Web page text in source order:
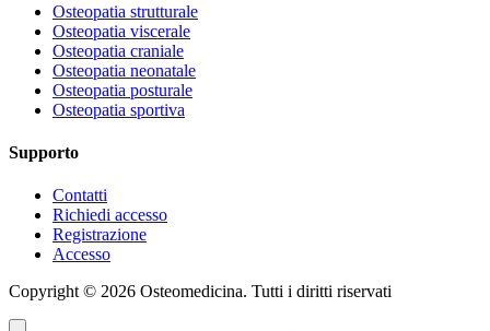
Osteopatia strutturale
Osteopatia viscerale
Osteopatia craniale
Osteopatia neonatale
Osteopatia posturale
Osteopatia sportiva
Supporto
Contatti
Richiedi accesso
Registrazione
Accesso
Copyright © 2026 Osteomedicina. Tutti i diritti riservati